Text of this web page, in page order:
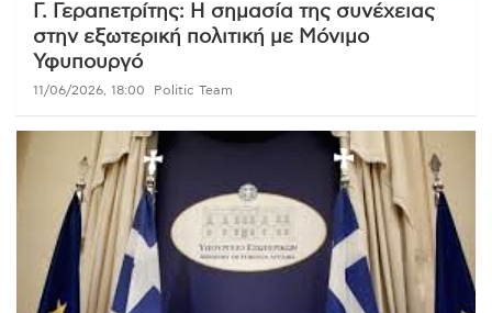
Γ. Γεραπετρίτης: Η σημασία της συνέχειας
στην εξωτερική πολιτική με Μόνιμο
Υφυπουργό
11/06/2026, 18:00 Politic Team